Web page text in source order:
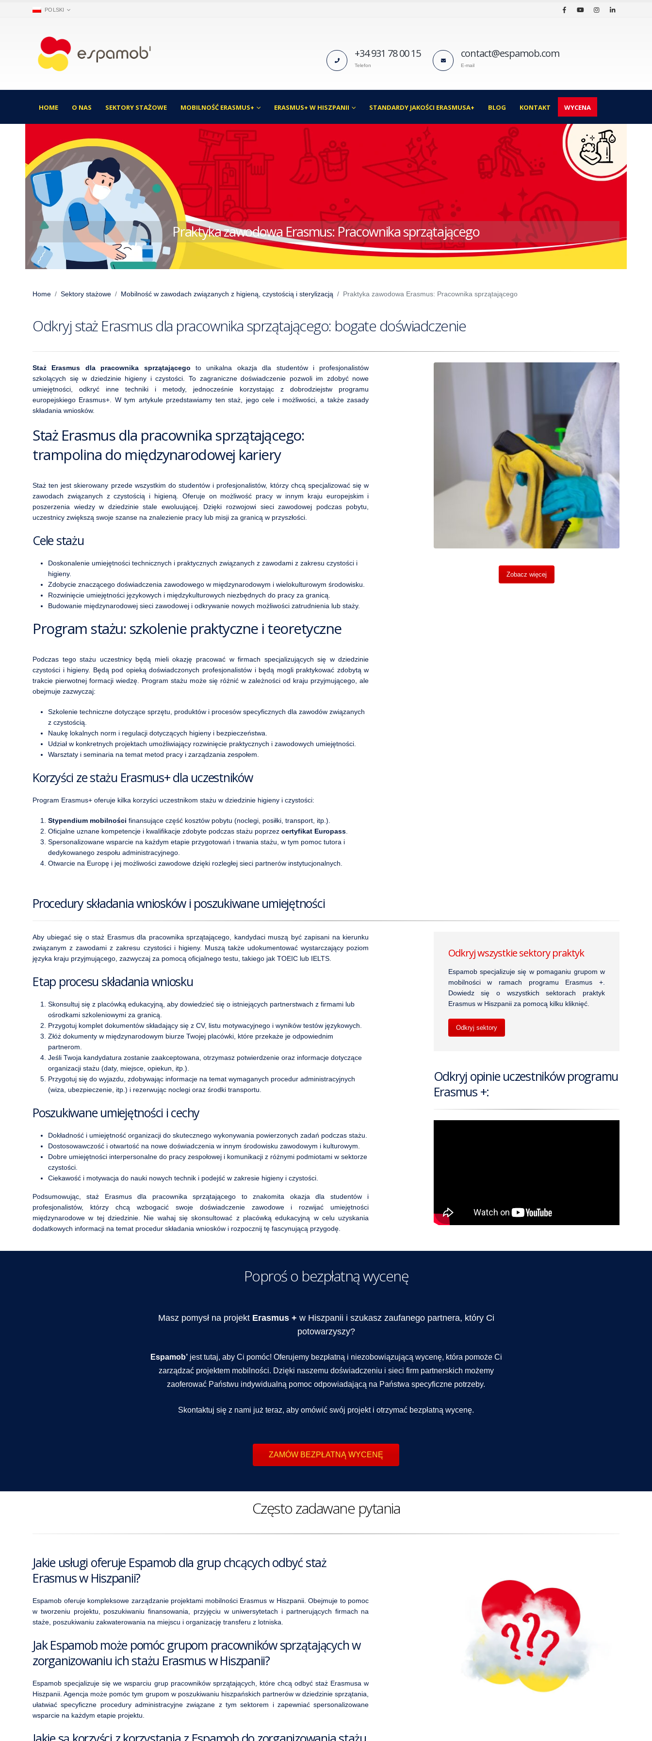
POLSKI
+34 931 78 00 15
Telefon
contact@espamob.com
E-mail
HOME O NAS SEKTORY STAŻOWE MOBILNOŚĆ ERASMUS+ ERASMUS+ W HISZPANII STANDARDY JAKOŚCI ERASMUSA+ BLOG KONTAKT WYCENA
Praktyka zawodowa Erasmus: Pracownika sprzątającego
Home Sektory stażowe Mobilność w zawodach związanych z higieną, czystością i sterylizacją Praktyka zawodowa Erasmus: Pracownika sprzątającego
Odkryj staż Erasmus dla pracownika sprzątającego: bogate doświadczenie
Staż Erasmus dla pracownika sprzątającego to unikalna okazja dla studentów i profesjonalistów
szkolących się w dziedzinie higieny i czystości. To zagraniczne doświadczenie pozwoli im zdobyć nowe
umiejętności, odkryć inne techniki i metody, jednocześnie korzystając z dobrodziejstw programu
europejskiego Erasmus+. W tym artykule przedstawiamy ten staż, jego cele i możliwości, a także zasady
składania wniosków.
Staż Erasmus dla pracownika sprzątającego:
trampolina do międzynarodowej kariery
Staż ten jest skierowany przede wszystkim do studentów i profesjonalistów, którzy chcą specjalizować się w
zawodach związanych z czystością i higieną. Oferuje on możliwość pracy w innym kraju europejskim i
poszerzenia wiedzy w dziedzinie stale ewoluującej. Dzięki rozwojowi sieci zawodowej podczas pobytu,
uczestnicy zwiększą swoje szanse na znalezienie pracy lub misji za granicą w przyszłości.
Cele stażu
Doskonalenie umiejętności technicznych i praktycznych związanych z zawodami z zakresu czystości i
higieny.
Zdobycie znaczącego doświadczenia zawodowego w międzynarodowym i wielokulturowym środowisku.
Rozwinięcie umiejętności językowych i międzykulturowych niezbędnych do pracy za granicą.
Budowanie międzynarodowej sieci zawodowej i odkrywanie nowych możliwości zatrudnienia lub staży.
Program stażu: szkolenie praktyczne i teoretyczne
Podczas tego stażu uczestnicy będą mieli okazję pracować w firmach specjalizujących się w dziedzinie
czystości i higieny. Będą pod opieką doświadczonych profesjonalistów i będą mogli praktykować zdobytą w
trakcie pierwotnej formacji wiedzę. Program stażu może się różnić w zależności od kraju przyjmującego, ale
obejmuje zazwyczaj:
Szkolenie techniczne dotyczące sprzętu, produktów i procesów specyficznych dla zawodów związanych
z czystością.
Naukę lokalnych norm i regulacji dotyczących higieny i bezpieczeństwa.
Udział w konkretnych projektach umożliwiający rozwinięcie praktycznych i zawodowych umiejętności.
Warsztaty i seminaria na temat metod pracy i zarządzania zespołem.
Korzyści ze stażu Erasmus+ dla uczestników
Program Erasmus+ oferuje kilka korzyści uczestnikom stażu w dziedzinie higieny i czystości:
Stypendium mobilności finansujące część kosztów pobytu (noclegi, posiłki, transport, itp.).
Oficjalne uznane kompetencje i kwalifikacje zdobyte podczas stażu poprzez certyfikat Europass
Spersonalizowane wsparcie na każdym etapie przygotowań i trwania stażu, w tym pomoc tutora i
dedykowanego zespołu administracyjnego.
Otwarcie na Europę i jej możliwości zawodowe dzięki rozległej sieci partnerów instytucjonalnych.
Zobacz więcej
Procedury składania wniosków i poszukiwane umiejętności
Aby ubiegać się o staż Erasmus dla pracownika sprzątającego, kandydaci muszą być zapisani na kierunku
związanym z zawodami z zakresu czystości i higieny. Muszą także udokumentować wystarczający poziom
języka kraju przyjmującego, zazwyczaj za pomocą oficjalnego testu, takiego jak TOEIC lub IELTS.
Etap procesu składania wniosku
Skonsultuj się z placówką edukacyjną, aby dowiedzieć się o istniejących partnerstwach z firmami lub
ośrodkami szkoleniowymi za granicą.
Przygotuj komplet dokumentów składający się z CV, listu motywacyjnego i wyników testów językowych.
Złóż dokumenty w międzynarodowym biurze Twojej placówki, które przekaże je odpowiednim
partnerom.
Jeśli Twoja kandydatura zostanie zaakceptowana, otrzymasz potwierdzenie oraz informacje dotyczące
organizacji stażu (daty, miejsce, opiekun, itp.).
Przygotuj się do wyjazdu, zdobywając informacje na temat wymaganych procedur administracyjnych
(wiza, ubezpieczenie, itp.) i rezerwując noclegi oraz środki transportu.
Poszukiwane umiejętności i cechy
Dokładność i umiejętność organizacji do skutecznego wykonywania powierzonych zadań podczas stażu.
Dostosowawczość i otwartość na nowe doświadczenia w innym środowisku zawodowym i kulturowym.
Dobre umiejętności interpersonalne do pracy zespołowej i komunikacji z różnymi podmiotami w sektorze
czystości.
Ciekawość i motywacja do nauki nowych technik i podejść w zakresie higieny i czystości.
Podsumowując, staż Erasmus dla pracownika sprzątającego to znakomita okazja dla studentów i
profesjonalistów, którzy chcą wzbogacić swoje doświadczenie zawodowe i rozwijać umiejętności
międzynarodowe w tej dziedzinie. Nie wahaj się skonsultować z placówką edukacyjną w celu uzyskania
dodatkowych informacji na temat procedur składania wniosków i rozpocznij tę fascynującą przygodę.
Odkryj wszystkie sektory praktyk
Espamob specjalizuje się w pomaganiu grupom w
mobilności w ramach programu Erasmus +.
Dowiedz się o wszystkich sektorach praktyk
Erasmus w Hiszpanii za pomocą kilku kliknięć.
Odkryj sektory
Odkryj opinie uczestników programu
Erasmus +:
Poproś o bezpłatną wycenę
Masz pomysł na projekt Erasmus + w Hiszpanii i szukasz zaufanego partnera, który Ci
potowarzyszy?
Espamob’jest tutaj, aby Ci pomóc! Oferujemy bezpłatną i niezobowiązującą wycenę, która pomoże Ci
zarządzać projektem mobilności. Dzięki naszemu doświadczeniu i sieci firm partnerskich możemy
zaoferować Państwu indywidualną pomoc odpowiadającą na Państwa specyficzne potrzeby.
Skontaktuj się z nami już teraz, aby omówić swój projekt i otrzymać bezpłatną wycenę.
ZAMÓW BEZPŁATNĄ WYCENĘ
Często zadawane pytania
Jakie usługi oferuje Espamob dla grup chcących odbyć staż
Erasmus w Hiszpanii?
Espamob oferuje kompleksowe zarządzanie projektami mobilności Erasmus w Hiszpanii. Obejmuje to pomoc
w tworzeniu projektu, poszukiwaniu finansowania, przyjęciu w uniwersytetach i partnerujących firmach na
staże, poszukiwaniu zakwaterowania na miejscu i organizację transferu z lotniska.
Jak Espamob może pomóc grupom pracowników sprzątających w
zorganizowaniu ich stażu Erasmus w Hiszpanii?
Espamob specjalizuje się we wsparciu grup pracowników sprzątających, które chcą odbyć staż Erasmusa w
Hiszpanii. Agencja może pomóc tym grupom w poszukiwaniu hiszpańskich partnerów w dziedzinie sprzątania,
ułatwiać specyficzne procedury administracyjne związane z tym sektorem i zapewniać spersonalizowane
wsparcie na każdym etapie projektu.